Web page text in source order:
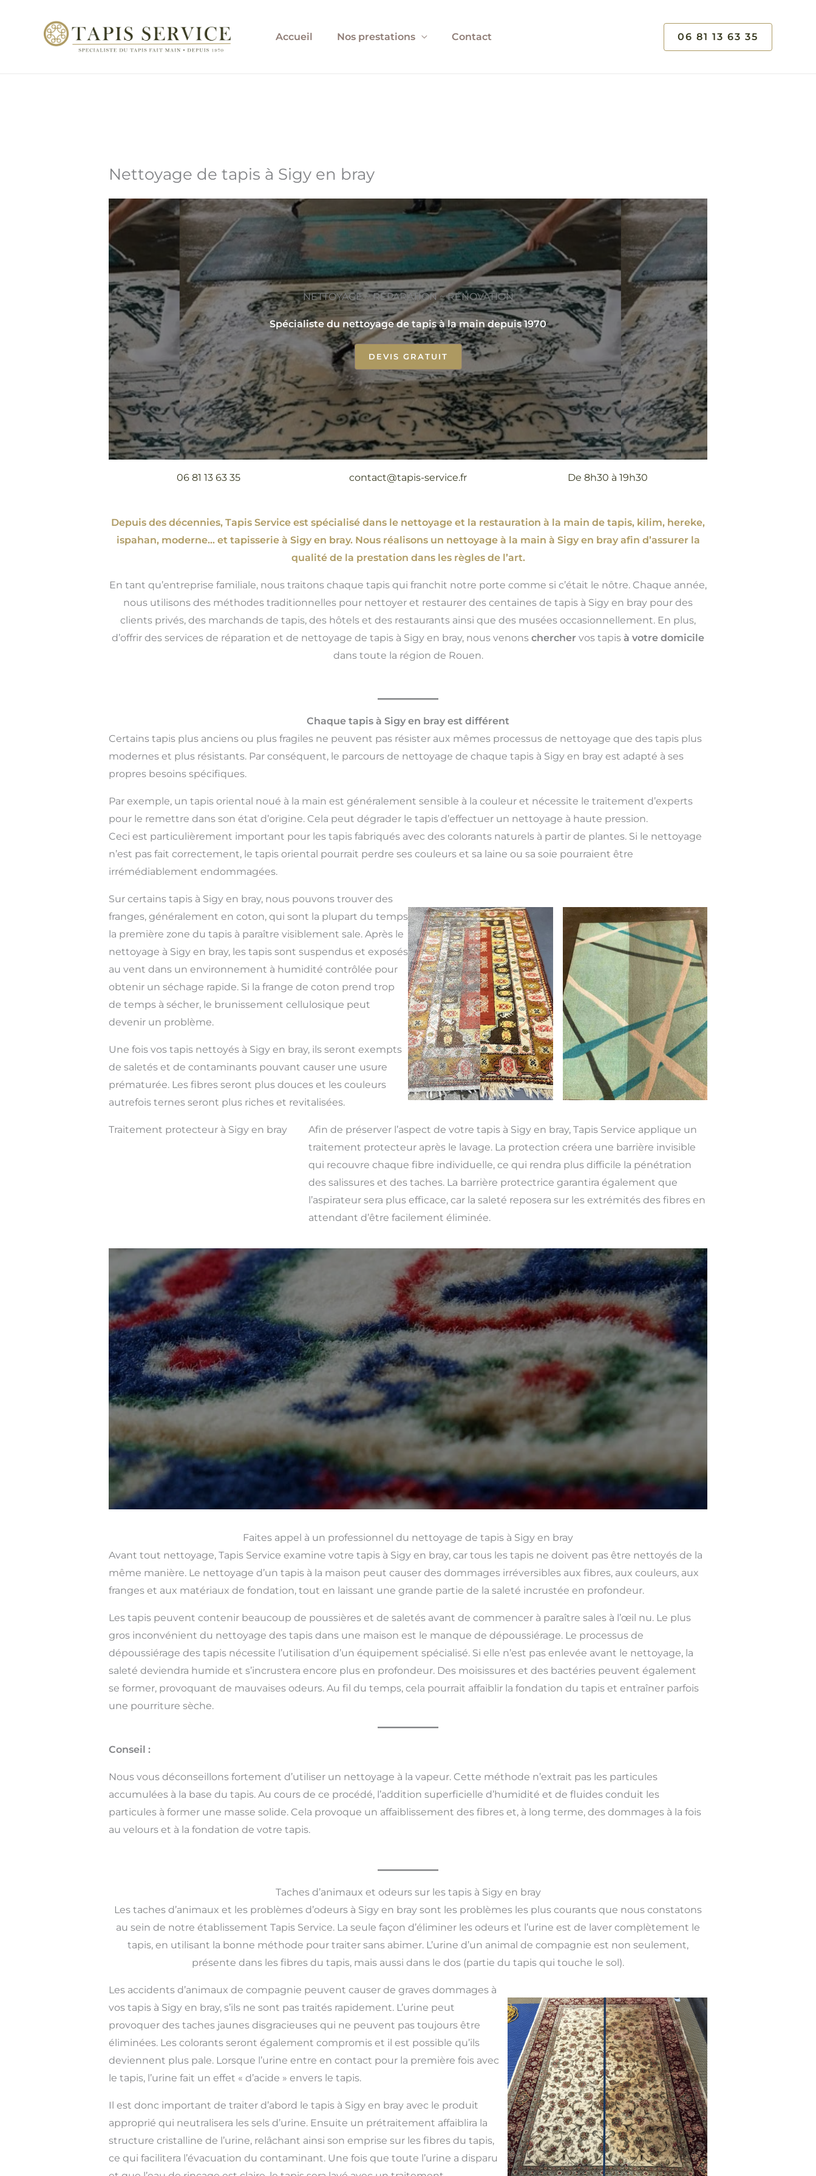
Accueil Nos prestations Contact 06 81 13 63 35
Nettoyage de tapis à Sigy en bray
NETTOYAGE ~ RÉPARATION ~ RÉNOVATION
Spécialiste du nettoyage de tapis à la main depuis 1970
DEVIS GRATUIT
06 81 13 63 35 contact@tapis-service.fr De 8h30 à 19h30
Depuis des décennies, Tapis Service est spécialisé dans le nettoyage et la restauration à la main de tapis, kilim, hereke,
ispahan, moderne…et tapisserie à Sigy en bray. Nous réalisons un nettoyage à la main à Sigy en bray afin d’assurer la
qualité de la prestation dans les règles de l’art.
En tant qu’entreprise familiale, nous traitons chaque tapis qui franchit notre porte comme si c’était le nôtre. Chaque année,
nous utilisons des méthodes traditionnelles pour nettoyer et restaurer des centaines de tapis à Sigy en bray pour des
clients privés, des marchands de tapis, des hôtels et des restaurants ainsi que des musées occasionnellement. En plus,
d’offrir des services de réparation et de nettoyage de tapis à Sigy en bray, nous venons chercher vos tapis à votre domicile
dans toute la région de Rouen.
Chaque tapis à Sigy en bray est différent
Certains tapis plus anciens ou plus fragiles ne peuvent pas résister aux mêmes processus de nettoyage que des tapis plus
modernes et plus résistants. Par conséquent, le parcours de nettoyage de chaque tapis à Sigy en bray est adapté à ses
propres besoins spécifiques.
Par exemple, un tapis oriental noué à la main est généralement sensible à la couleur et nécessite le traitement d’experts
pour le remettre dans son état d’origine. Cela peut dégrader le tapis d’effectuer un nettoyage à haute pression.
Ceci est particulièrement important pour les tapis fabriqués avec des colorants naturels à partir de plantes. Si le nettoyage
n’est pas fait correctement, le tapis oriental pourrait perdre ses couleurs et sa laine ou sa soie pourraient être
irrémédiablement endommagées.
Sur certains tapis à Sigy en bray, nous pouvons trouver des
franges, généralement en coton, qui sont la plupart du temps
la première zone du tapis à paraître visiblement sale. Après le
nettoyage à Sigy en bray, les tapis sont suspendus et exposés
au vent dans un environnement à humidité contrôlée pour
obtenir un séchage rapide. Si la frange de coton prend trop
de temps à sécher, le brunissement cellulosique peut
devenir un problème.
Une fois vos tapis nettoyés à Sigy en bray, ils seront exempts
de saletés et de contaminants pouvant causer une usure
prématurée. Les fibres seront plus douces et les couleurs
autrefois ternes seront plus riches et revitalisées.
Traitement protecteur à Sigy en bray
Afin de préserver l’aspect de votre tapis à Sigy en bray, Tapis Service applique un
traitement protecteur après le lavage. La protection créera une barrière invisible
qui recouvre chaque fibre individuelle, ce qui rendra plus difficile la pénétration
des salissures et des taches. La barrière protectrice garantira également que
l’aspirateur sera plus efficace, car la saleté reposera sur les extrémités des fibres en
attendant d’être facilement éliminée.
Faites appel à un professionnel du nettoyage de tapis à Sigy en bray
Avant tout nettoyage, Tapis Service examine votre tapis à Sigy en bray, car tous les tapis ne doivent pas être nettoyés de la
même manière. Le nettoyage d’un tapis à la maison peut causer des dommages irréversibles aux fibres, aux couleurs, aux
franges et aux matériaux de fondation, tout en laissant une grande partie de la saleté incrustée en profondeur.
Les tapis peuvent contenir beaucoup de poussières et de saletés avant de commencer à paraître sales à l’œil nu. Le plus
gros inconvénient du nettoyage des tapis dans une maison est le manque de dépoussiérage. Le processus de
dépoussiérage des tapis nécessite l’utilisation d’un équipement spécialisé. Si elle n’est pas enlevée avant le nettoyage, la
saleté deviendra humide et s’incrustera encore plus en profondeur. Des moisissures et des bactéries peuvent également
se former, provoquant de mauvaises odeurs. Au fil du temps, cela pourrait affaiblir la fondation du tapis et entraîner parfois
une pourriture sèche.
Conseil :
Nous vous déconseillons fortement d’utiliser un nettoyage à la vapeur. Cette méthode n’extrait pas les particules
accumulées à la base du tapis. Au cours de ce procédé, l’addition superficielle d’humidité et de fluides conduit les
particules à former une masse solide. Cela provoque un affaiblissement des fibres et, à long terme, des dommages à la fois
au velours et à la fondation de votre tapis.
Taches d’animaux et odeurs sur les tapis à Sigy en bray
Les taches d’animaux et les problèmes d’odeurs à Sigy en bray sont les problèmes les plus courants que nous constatons
au sein de notre établissement Tapis Service. La seule façon d’éliminer les odeurs et l’urine est de laver complètement le
tapis, en utilisant la bonne méthode pour traiter sans abimer. L’urine d’un animal de compagnie est non seulement,
présente dans les fibres du tapis, mais aussi dans le dos (partie du tapis qui touche le sol).
Les accidents d’animaux de compagnie peuvent causer de graves dommages à
vos tapis à Sigy en bray, s’ils ne sont pas traités rapidement. L’urine peut
provoquer des taches jaunes disgracieuses qui ne peuvent pas toujours être
éliminées. Les colorants seront également compromis et il est possible qu’ils
deviennent plus pale. Lorsque l’urine entre en contact pour la première fois avec
le tapis, l’urine fait un effet « d’acide » envers le tapis.
Il est donc important de traiter d’abord le tapis à Sigy en bray avec le produit
approprié qui neutralisera les sels d’urine. Ensuite un prétraitement affaiblira la
structure cristalline de l’urine, relâchant ainsi son emprise sur les fibres du tapis,
ce qui facilitera l’évacuation du contaminant. Une fois que toute l’urine a disparu